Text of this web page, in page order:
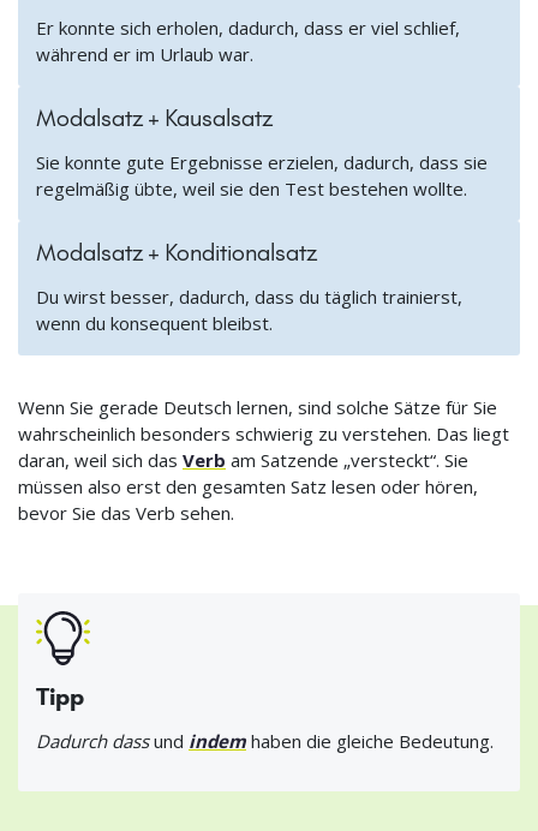
Er konnte sich erholen, dadurch, dass er viel schlief,
während er im Urlaub war.
Modalsatz + Kausalsatz
Sie konnte gute Ergebnisse erzielen, dadurch, dass sie
regelmäßig übte, weil sie den Test bestehen wollte.
Modalsatz + Konditionalsatz
Du wirst besser, dadurch, dass du täglich trainierst,
wenn du konsequent bleibst.
Wenn Sie gerade Deutsch lernen, sind solche Sätze für Sie
wahrscheinlich besonders schwierig zu verstehen. Das liegt
daran, weil sich das Verb am Satzende „versteckt“. Sie
müssen also erst den gesamten Satz lesen oder hören,
bevor Sie das Verb sehen.
Tipp
Dadurch dassund indem haben die gleiche Bedeutung.